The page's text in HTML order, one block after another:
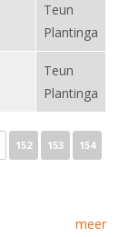
Teun
Plantinga
Teun
Plantinga
152 153 154
meer